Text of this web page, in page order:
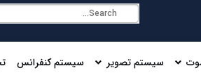
سیستم تصویر سیستم کنفرانس